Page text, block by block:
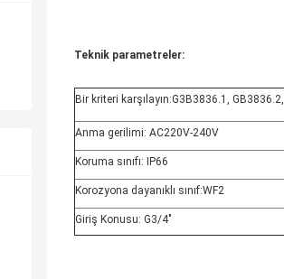
Teknik parametreler:
Bir kriteri karşılayın:G3B3836.1,
Anma gerilimi: AC220V-240V
Koruma sınıfı: IP66
Korozyona dayanıklı sınıf:WF2
Giriş Konusu: G3/4"